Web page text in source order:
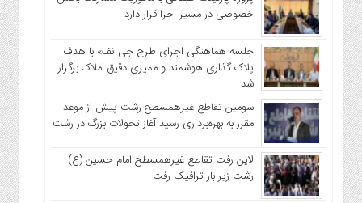
خصوصی در مسیر اجرا قرار دارد
جلسه هماهنگی اجرای طرح جی نف» با هدف
پلاک گذاری هوشمند و ممیزی دقیق املاک برگزار
شد.
سومین تقاطع غیرهمسطح رشت پیش از موعد
مقرر به بهره‌برداری رسید آغاز تحولات بزرگ در رشت
لاین رفت تقاطع غیرهمسطح امام حسین (ع)
رشت زیر بار ترافیک رفت